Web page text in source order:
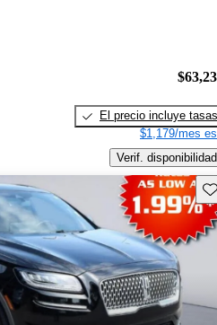
El precio incluye tasas
$1,179/mes
Verif. disponibilidad